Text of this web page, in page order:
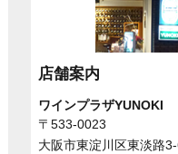
店舗案内
ワインプラザYUNOKI
〒533-0023
大阪市東淀川区東淡路